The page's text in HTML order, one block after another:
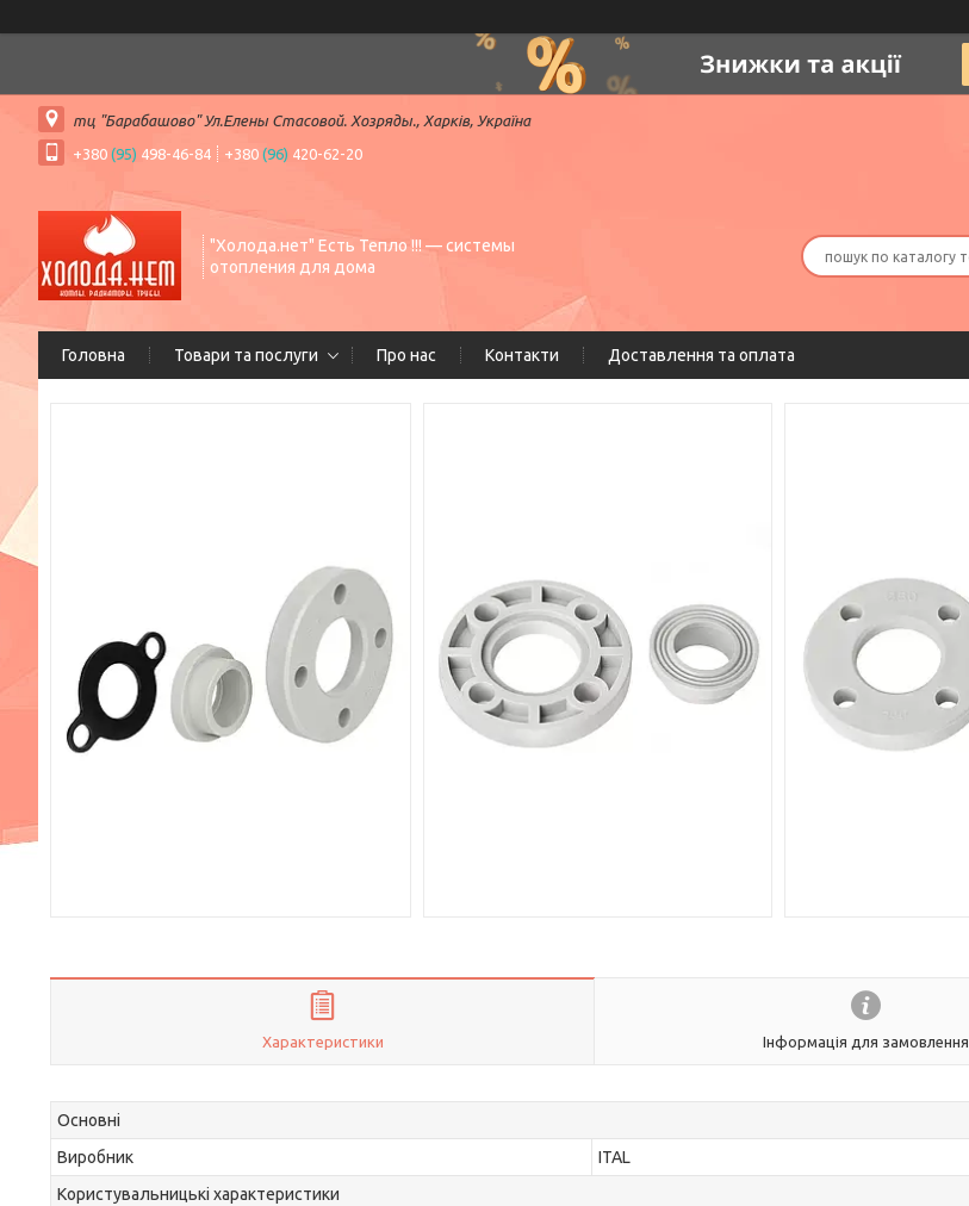
тц "Барабашово" Ул.Елены Стасовой. Хозряды., Харків, Україна
+380 (95) 498-46-84 +380 (96) 420-62-20
"Холода.нет" Есть Тепло !!! — системы
отопления для дома
Головна Товари та послуги Про нас Контакти Доставлення та оплата
Характеристики Інформація для замовлення
Основні
Виробник
ITAL
Користувальницькі характеристики